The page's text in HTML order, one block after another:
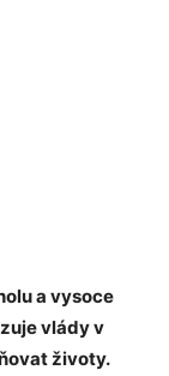
a vysoce
vlády v
životy.